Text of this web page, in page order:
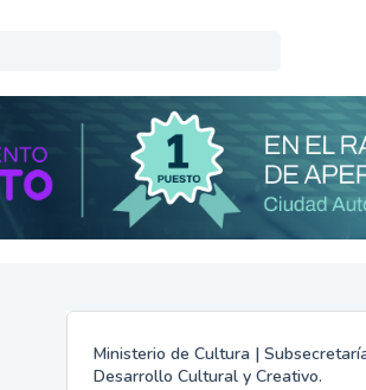
Ministerio de Cultura |
Desarrollo Cultural y Creativo.